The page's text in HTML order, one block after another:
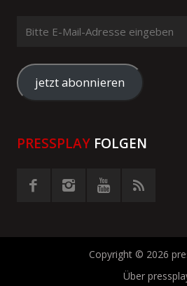
Mail-
Adresse
eingeben
jetzt abonnieren
PRESSPLAY FOLGEN
Copyright © 2026
Über